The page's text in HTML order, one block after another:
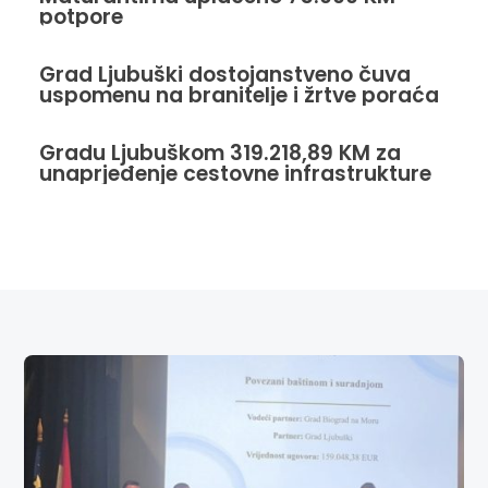
potpore
Grad Ljubuški dostojanstveno čuva
uspomenu na branitelje i žrtve poraća
Gradu Ljubuškom 319.218,89 KM za
unaprjeđenje cestovne infrastrukture